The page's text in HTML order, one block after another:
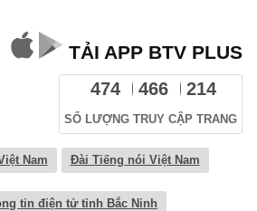
TẢI APP BTV PLUS
474 466 214
SỐ LƯỢNG TRUY CẬP TRANG
Nam Đài Tiếng nói Việt Nam
tin điện tử tỉnh Bắc Ninh